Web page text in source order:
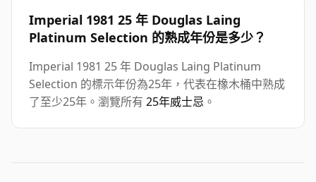
Imperial 1981 25 年 Douglas Laing
Platinum Selection 的熟成年份是多少？
Imperial 1981 25 年 Douglas Laing Platinum
Selection 的標示年份為25年，代表在橡木桶中熟成
了至少25年。瀏覽所有 25年威士忌 。